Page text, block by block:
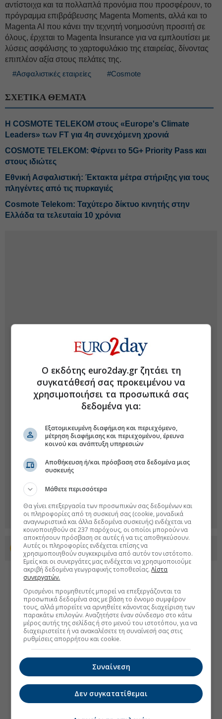
αντίστοιχα και τα πολλαπλά προνόμια που προσφέρουν, το
πρόγραμμα επιβράβευσης Magenta Moments, αλλά και το
Magenta AI που κάνει την τεχνητή νοημοσύνη προσιτή σε
όλους, έρχεται το Magenta Insurance για να εμπλουτίσει με
λύσεις ασφάλισης το χαρτοφυλάκιο της εταιρείας, δίνοντας
επιπλέον αξία στους πελάτες της.
#Ασφαλιστικές εταιρείες
#Cosmote
ΣΧΕΤΙΚΑ ΘΕΜΑΤΑ
Η COSMOTE TELEKOM στους «Europe's Climate
Leaders» των FT για 4η συνεχόμενη χρονιά
COSMOTE TELEKOM: Φέρνει το 5G+ Priority Pass και
στους ιδιώτες
Εθνική Ασφαλιστική: Έκτακτα μέτρα στήριξης για τους
πληγέντες από τις πυρκαγιές
Cosmote Telekom: Ταχύτερο δίκτυο κινητής στην
Ελλάδα τα τελευταία 10 χρόνια
Προσθέστε το euro2day.gr στο Discover
Ο εκδότης euro2day.gr ζητάει τη
συγκατάθεσή σας προκειμένου να
χρησιμοποιήσει τα προσωπικά σας
δεδομένα για:
Εξατομικευμένη διαφήμιση και περιεχόμενο,
μέτρηση διαφήμισης και περιεχομένου, έρευνα
κοινού και ανάπτυξη υπηρεσιών
Αποθήκευση ή/και πρόσβαση στα δεδομένα μιας
συσκευής
Μάθετε περισσότερα
Θα γίνει επεξεργασία των προσωπικών σας δεδομένων και
οι πληροφορίες από τη συσκευή σας (cookie, μοναδικά
αναγνωριστικά και άλλα δεδομένα συσκευής) ενδέχεται να
κοινοποιηθούν σε 237 παρόχους, οι οποίοι μπορούν να
αποκτήσουν πρόσβαση σε αυτές ή να τις αποθηκεύσουν.
Αυτές οι πληροφορίες ενδέχεται επίσης να
χρησιμοποιηθούν συγκεκριμένα από αυτόν τον ιστότοπο.
Εμείς και οι συνεργάτες μας ενδέχεται να χρησιμοποιούμε
ακριβή δεδομένα γεωγραφικής τοποθεσίας.Λίστα
συνεργατών.
Ορισμένοι προμηθευτές μπορεί να επεξεργάζονται τα
προσωπικά δεδομένα σας με βάση το έννομο συμφέρον
τους, αλλά μπορείτε να αρνηθείτε κάνοντας διαχείριση των
παρακάτω επιλογών. Αναζητήστε έναν σύνδεσμο στο κάτω
μέρος αυτής της σελίδας ή στο μενού του ιστοτόπου, για να
διαχειριστείτε ή να ανακαλέσετε τη συναίνεσή σας στις
ρυθμίσεις απορρήτου και cookie.
Συναίνεση
Δεν συγκατατίθεμαι